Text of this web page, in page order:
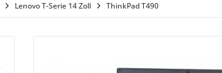
Lenovo T-Serie 14 Zoll ThinkPad T490